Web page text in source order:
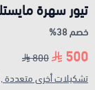
تيور سهرة
خصم 38%
500
800
تشكيلات أخرى متعددة ,